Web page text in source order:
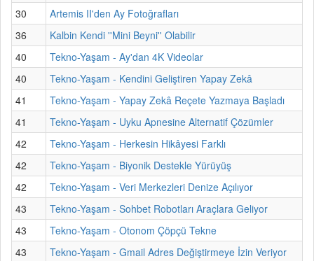
30
Artemis II'den Ay Fotoğrafları
36
Kalbin Kendi ''Mini Beyni'' Olabilir
40
Tekno-Yaşam - Ay'dan 4K Videolar
40
Tekno-Yaşam - Kendini Geliştiren Yapay Zekâ
41
Tekno-Yaşam - Yapay Zekâ Reçete Yazmaya Başladı
41
Tekno-Yaşam - Uyku Apnesine Alternatif Çözümler
42
Tekno-Yaşam - Herkesin Hikâyesi Farklı
42
Tekno-Yaşam - Biyonik Destekle Yürüyüş
42
Tekno-Yaşam - Veri Merkezleri Denize Açılıyor
43
Tekno-Yaşam - Sohbet Robotları Araçlara Geliyor
43
Tekno-Yaşam - Otonom Çöpçü Tekne
43
Tekno-Yaşam - Gmail Adres Değiştirmeye İzin Veriyor